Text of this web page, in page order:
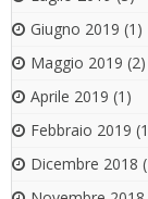
Giugno 2019 (1)
Maggio 2019 (2)
Aprile 2019 (1)
Febbraio 2019
Dicembre 2018